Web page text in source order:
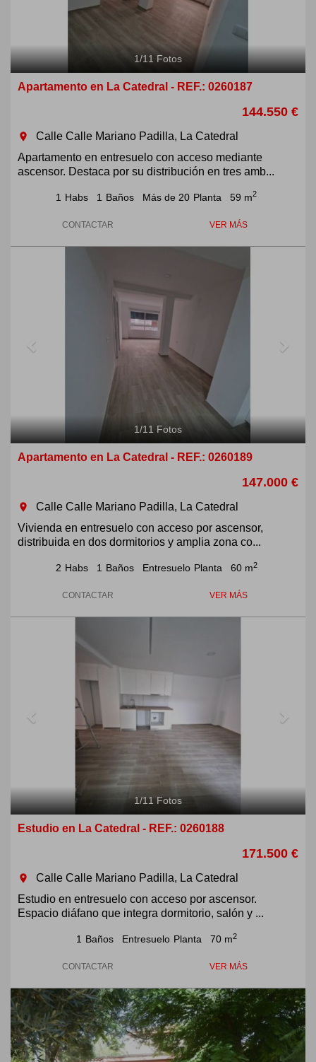
1/11 Fotos
Apartamento en La Catedral - REF.: 0260187
144.550 €
room
Calle Calle Mariano Padilla, La Catedral
Apartamento en entresuelo con acceso mediante
ascensor. Destaca por su distribución en tres amb...
1 Habs 1 Baños Más de 20 Planta 59 m2
CONTACTAR VER MÁS
1/11 Fotos
Apartamento en La Catedral - REF.: 0260189
147.000 €
room
Calle Calle Mariano Padilla, La Catedral
Vivienda en entresuelo con acceso por ascensor,
distribuida en dos dormitorios y amplia zona co...
2 Habs 1 Baños Entresuelo Planta 60 m2
CONTACTAR VER MÁS
1/11Fotos
Estudio en La Catedral - REF.: 0260188
171.500 €
room
Calle Calle Mariano Padilla, La Catedral
Estudio en entresuelo con acceso por ascensor.
Espacio diáfano que integra dormitorio, salón y ...
1 Baños Entresuelo Planta 70 m2
CONTACTAR VER MÁS
Previous Next